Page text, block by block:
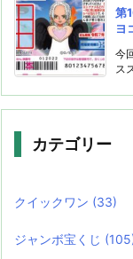
第
ヨ
今
ス
カテゴリー
クイックワン (33)
ジャンボ宝くじ